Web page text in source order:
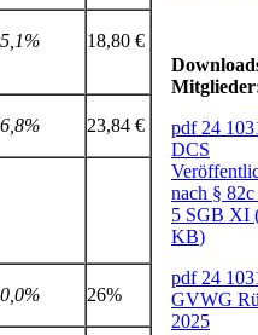
18,80 €
23,84 €
26%
pdf24
DCS
nach §
5 SGB XI
KB)
pdf24
GVWG
2025